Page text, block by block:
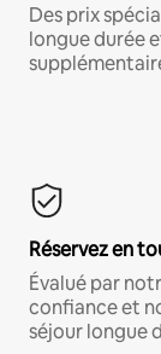
Des prix
longue durée
Réservez en
Évalué par
confiance et
séjour longue